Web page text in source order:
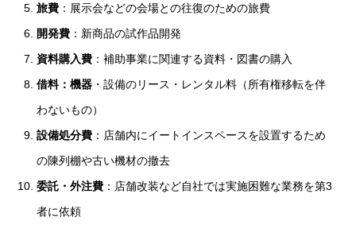
旅費 ：展示会などの会場との往復のための旅費
開発費 ：新商品の試作品開発
資料購入費 ：補助事業に関連する資料・図書の購入
借料：機器 ・設備のリース・レンタル料（所有権移転を伴
わないもの）
設備処分費 ：店舗内にイートインスペースを設置するため
の陳列棚や古い機材の撤去
委託・外注費 ：店舗改装など自社では実施困難な業務を第3
者に依頼